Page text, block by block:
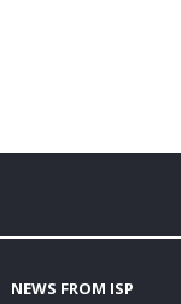
NEWS FROM ISP